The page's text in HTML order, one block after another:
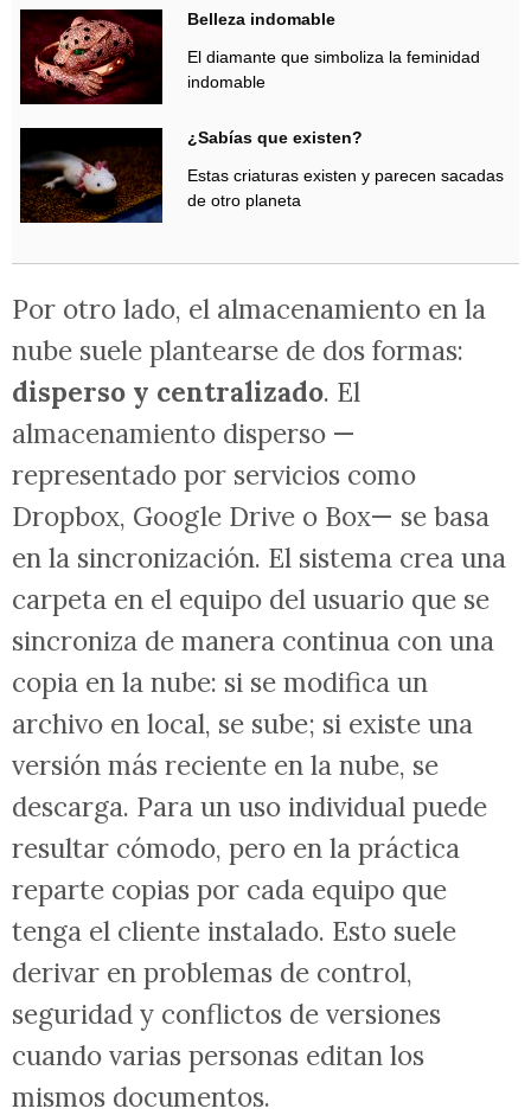
Belleza indomable
El diamante que simboliza la feminidad
indomable
¿Sabías que existen?
Estas criaturas existen y parecen sacadas
de otro planeta
Por otro lado, el almacenamiento en la
nube suele plantearse de dos formas:
disperso y centralizado. El
almacenamiento disperso —
representado por servicios como
Dropbox, Google Drive o Box— se basa
en la sincronización. El sistema crea una
carpeta en el equipo del usuario que se
sincroniza de manera continua con una
copia en la nube: si se modifica un
archivo en local, se sube; si existe una
versión más reciente en la nube, se
descarga. Para un uso individual puede
resultar cómodo, pero en la práctica
reparte copias por cada equipo que
tenga el cliente instalado. Esto suele
derivar en problemas de control,
seguridad y conflictos de versiones
cuando varias personas editan los
mismos documentos.